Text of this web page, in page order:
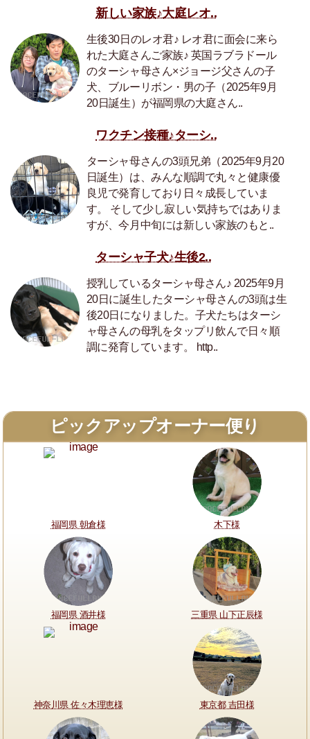
新しい家族♪大庭レオ..
生後30日のレオ君♪ レオ君に面会に来ら
れた大庭さんご家族♪ 英国ラブラドール
のターシャ母さん×ジョージ父さんの子
犬、ブルーリボン・男の子（2025年9月
20日誕生）が福岡県の大庭さん..
ワクチン接種♪ターシ..
ターシャ母さんの3頭兄弟（2025年9月20
日誕生）は、みんな順調で丸々と健康優
良児で発育しており日々成長していま
す。 そして少し寂しい気持ちではありま
すが、今月中旬には新しい家族のもと..
ターシャ子犬♪生後2..
授乳しているターシャ母さん♪ 2025年9月
20日に誕生したターシャ母さんの3頭は生
後20日になりました。子犬たちはターシ
ャ母さんの母乳をタップリ飲んで日々順
調に発育しています。 http..
ピックアップオーナー便り
福岡県 朝倉様 木下様
福岡県 酒井様 三重県 山下正辰様
神奈川県 佐々木理恵様 東京都 吉田様